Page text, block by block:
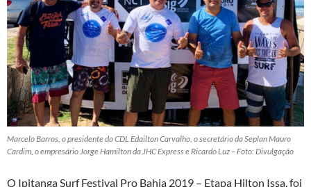
Marcelo Barros, o presidente do CDL Edailton Carvalho, o secretário da Seplan Mauro
Cardim, o empresário Jorge Hamilton da JHC Express e Ricardo Luz – Foto: Divulgação
O Ipitanga Surf Festival Pro Bahia 2019 – Etapa Hilton Issa, foi